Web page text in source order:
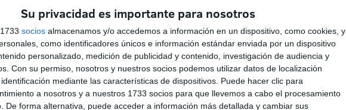
Su privacidad es importante para nosotros
socios almacenamos y/o accedemos a información en un dispositivo, como cookies, y
como identificadores únicos e información estándar enviada por un dispositivo
personalizado, medición de publicidad y contenido, investigación de audiencia y
Con su permiso, nosotros y nuestros socios podemos utilizar datos de localización
mediante las características de dispositivos. Puede hacer clic para
a nosotros y a nuestros 1733 socios para que llevemos a cabo el procesamiento
De forma alternativa, puede acceder a información más detallada y cambiar sus
del presidente de la Ciudad Autónoma , Juan Vivas;
. También ha asistido el comandante general de
del ámbito castrense.